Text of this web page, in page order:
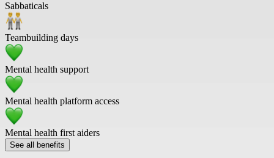
Sabbaticals
Teambuilding days
Mental health support
Mental health platform access
Mental health first aiders
See all benefits